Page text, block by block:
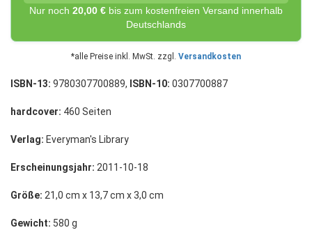
Nur noch 20,00 € bis zum kostenfreien Versand innerhalb
Deutschlands
*alle Preise inkl. MwSt. zzgl. Versandkosten
ISBN-13: 9780307700889, ISBN-10: 0307700887
hardcover: 460 Seiten
Verlag: Everyman's Library
Erscheinungsjahr: 2011-10-18
Größe: 21,0 cm x 13,7 cm x 3,0 cm
Gewicht: 580 g